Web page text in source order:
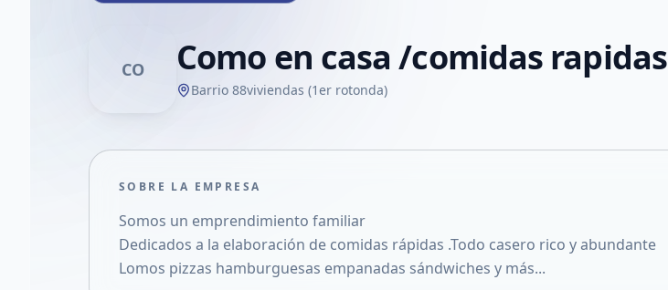
CO Como en casa /comidas rapidas
Barrio 88viviendas (1er rotonda)
SOBRE LA EMPRESA
Somos un emprendimiento familiar
Dedicados a la elaboración de comidas rápidas .Todo casero rico y abundante
Lomos pizzas hamburguesas empanadas sándwiches y más...